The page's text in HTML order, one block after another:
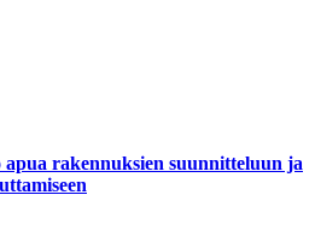
rakennuksien suunnitteluun ja